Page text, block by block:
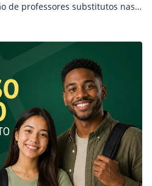
de professores substitutos nas
formulário de justificativa no
até o dia 18 de junho.…